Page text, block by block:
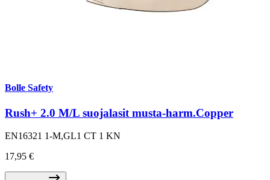
Bolle Safety
Rush+ 2.0 M/L suojalasit musta-harm.Copper
EN16321 1-M,GL1 CT 1 KN
17,95 €